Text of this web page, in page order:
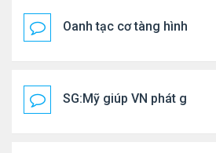
Oanh tạc cơ tàng hình
SG:Mỹ giúp VN phát giác